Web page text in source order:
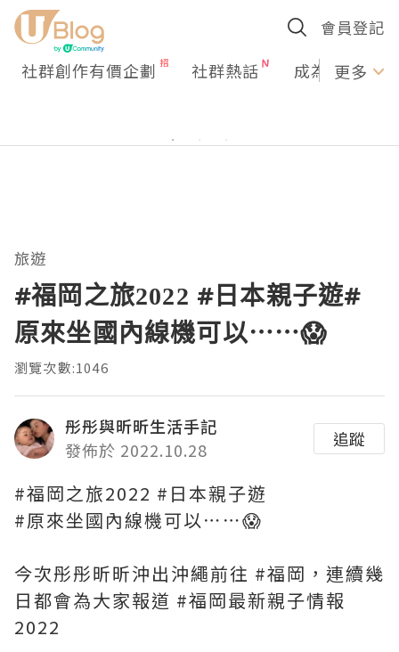
會員登記
社群創作有價企劃 社群熱話 成為U更多
旅遊
#福岡之旅2022 #日本親子遊#
原來坐國內線機可以⋯⋯😱
瀏覽次數:1046
彤彤與昕昕生活手記
發佈於 2022.10.28
追蹤
#福岡之旅2022 #日本親子遊
#原來坐國內線機可以⋯⋯😱
今次彤彤昕昕沖出沖繩前往 #福岡，連續幾
日都會為大家報道 #福岡最新親子情報
2022